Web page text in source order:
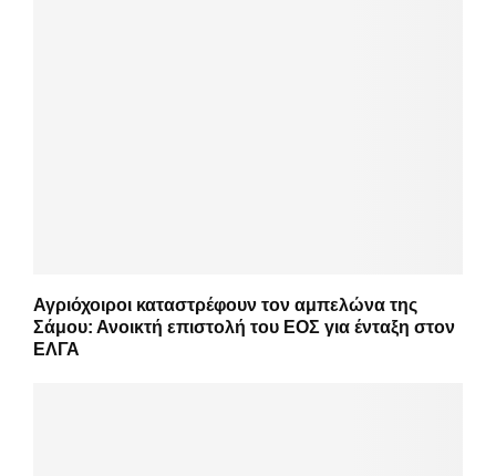
Αγριόχοιροι καταστρέφουν τον αμπελώνα της
Σάμου: Ανοικτή επιστολή του ΕΟΣ για ένταξη στον
ΕΛΓΑ